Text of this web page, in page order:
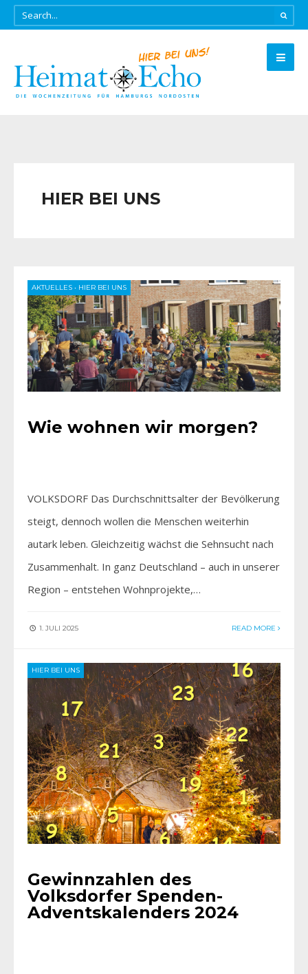
HIER BEI UNS
AKTUELLES • HIER BEI UNS
Wie wohnen wir morgen?
VOLKSDORF Das Durchschnittsalter der Bevölkerung
steigt, dennoch wollen die Menschen weiterhin
autark leben. Gleichzeitig wächst die Sehnsucht nach
Zusammenhalt. In ganz Deutschland – auch in unserer
Region – entstehen Wohnprojekte,…
1. JULI 2025 READ MORE
HIER BEI UNS
Gewinnzahlen des
Volksdorfer Spenden-
Adventskalenders 2024